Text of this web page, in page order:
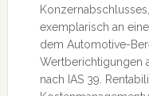
exemplarisch an
dem Automotive-
Wertberichtigungen
nach IAS 39.